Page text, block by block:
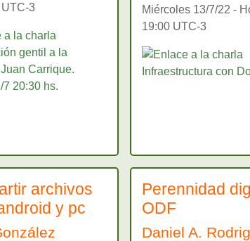
3
Miércoles 13/7/22 -
19:00 UTC-3
archivos
y pc
Perennidad
ODF
Daniel A.